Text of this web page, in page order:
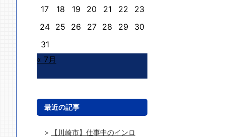
17
18 19 20 21 22
23
24 25 26 27 28 29
30
31
« 7月
最近の記事
【川崎市】仕事中のインロ